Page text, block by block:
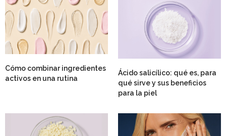
Cómo combinar ingredientes
activos en una rutina
Ácido salicílico: qué es, para
qué sirve y sus beneficios
para la piel